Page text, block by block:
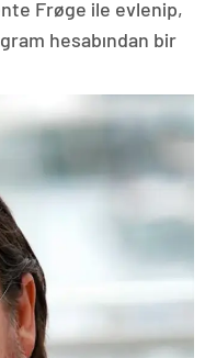
Frøge ile evlenip,
hesabından bir